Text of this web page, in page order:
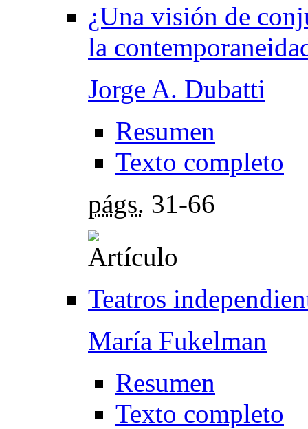
¿Una visión de
la
Jorge A. Dubatti
Resumen
Texto completo
págs. 31-66
Teatros
María Fukelman
Resumen
Texto completo